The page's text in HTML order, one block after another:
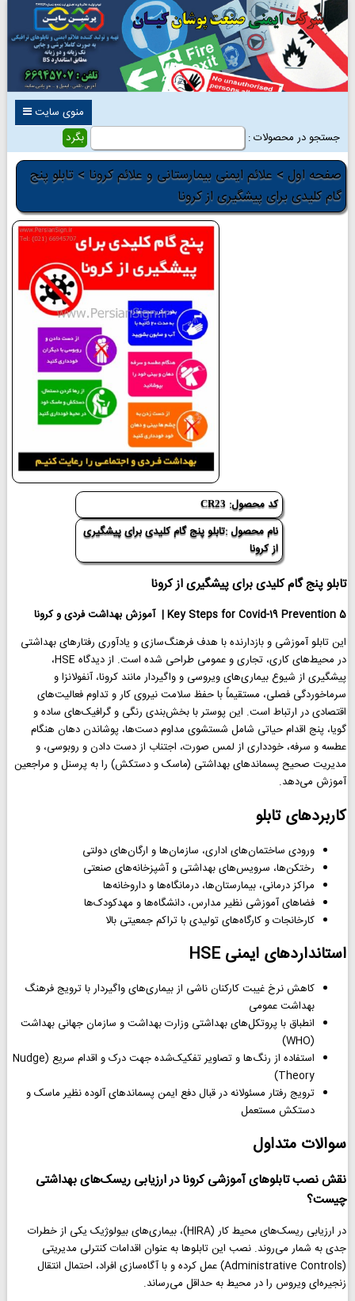
منوی سایت
جستجو در محصولات :
صفحه اول > علائم ایمنی بیمارستانی و علائم کرونا > تابلو پنج
گام کلیدی برای پیشگیری از کرونا
کد محصول: CR23
نام محصول :تابلو پنج گام کلیدی برای پیشگیری
از کرونا
تابلو پنج گام کلیدی برای پیشگیری از کرونا
5 Key Steps for Covid-19 Prevention | آموزش بهداشت فردی و کرونا
این تابلو آموزشی و بازدارنده با هدف فرهنگ‌سازی و یادآوری رفتارهای بهداشتی
در محیط‌های کاری، تجاری و عمومی طراحی شده است. از دیدگاه HSE،
پیشگیری از شیوع بیماری‌های ویروسی و واگیردار مانند کرونا، آنفولانزا و
سرماخوردگی فصلی، مستقیماً با حفظ سلامت نیروی کار و تداوم فعالیت‌های
اقتصادی در ارتباط است. این پوستر با بخش‌بندی رنگی و گرافیک‌های ساده و
گویا، پنج اقدام حیاتی شامل شستشوی مداوم دست‌ها، پوشاندن دهان هنگام
عطسه و سرفه، خودداری از لمس صورت، اجتناب از دست دادن و روبوسی، و
مدیریت صحیح پسماندهای بهداشتی (ماسک و دستکش) را به پرسنل و مراجعین
آموزش می‌دهد.
کاربردهای تابلو
ورودی ساختمان‌های اداری، سازمان‌ها و ارگان‌های دولتی
رختکن‌ها، سرویس‌های بهداشتی و آشپزخانه‌های صنعتی
مراکز درمانی، بیمارستان‌ها، درمانگاه‌ها و داروخانه‌ها
فضاهای آموزشی نظیر مدارس، دانشگاه‌ها و مهدکودک‌ها
کارخانجات و کارگاه‌های تولیدی با تراکم جمعیتی بالا
استانداردهای ایمنی HSE
کاهش نرخ غیبت کارکنان ناشی از بیماری‌های واگیردار با ترویج فرهنگ
بهداشت عمومی
انطباق با پروتکل‌های بهداشتی وزارت بهداشت و سازمان جهانی بهداشت
(WHO)
استفاده از رنگ‌ها و تصاویر تفکیک‌شده جهت درک و اقدام سریع (Nudge
Theory)
ترویج رفتار مسئولانه در قبال دفع ایمن پسماندهای آلوده نظیر ماسک و
دستکش مستعمل
سوالات متداول
نقش نصب تابلوهای آموزشی کرونا در ارزیابی ریسک‌های بهداشتی
چیست؟
در ارزیابی ریسک‌های محیط کار (HIRA)، بیماری‌های بیولوژیک یکی از خطرات
جدی به شمار می‌روند. نصب این تابلوها به عنوان اقدامات کنترلی مدیریتی
(Administrative Controls) عمل کرده و با آگاه‌سازی افراد، احتمال انتقال
زنجیره‌ای ویروس را در محیط به حداقل می‌رساند.